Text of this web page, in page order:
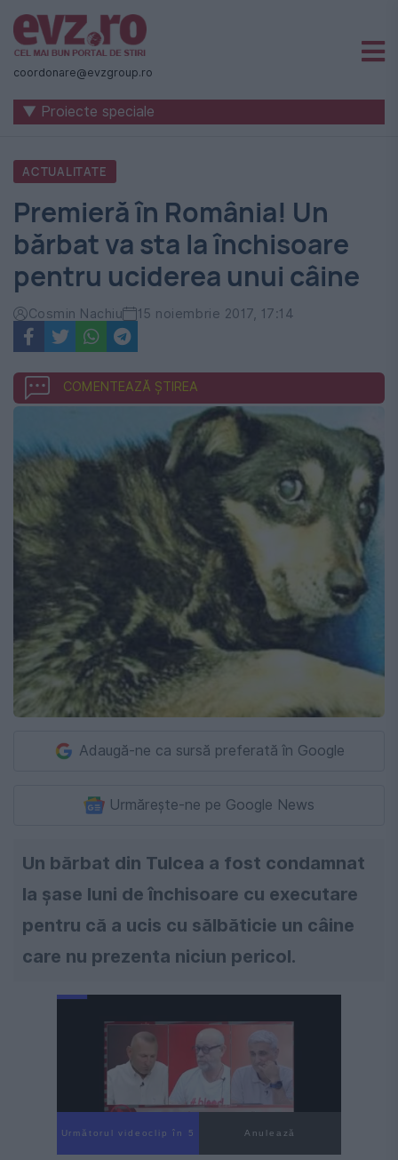
Știri
naționale
internaționale
România
-
Evenimentul
Zilei
coordonare@evzgroup.ro
▼ Proiecte speciale
ACTUALITATE
Premieră în România! Un
bărbat va sta la închisoare
pentru uciderea unui câine
Cosmin Nachiu 15 noiembrie 2017, 17:14
COMENTEAZĂ ȘTIREA
Adaugă-ne ca sursă preferată în Google
Urmărește-ne pe Google News
Un bărbat din Tulcea a fost condamnat
la șase luni de închisoare cu executare
pentru că a ucis cu sălbăticie un câine
care nu prezenta niciun pericol.
Următorul videoclip în 4 Anulează